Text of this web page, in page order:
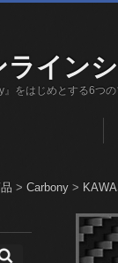
イン
をはじめとする6つ
> Carbony >